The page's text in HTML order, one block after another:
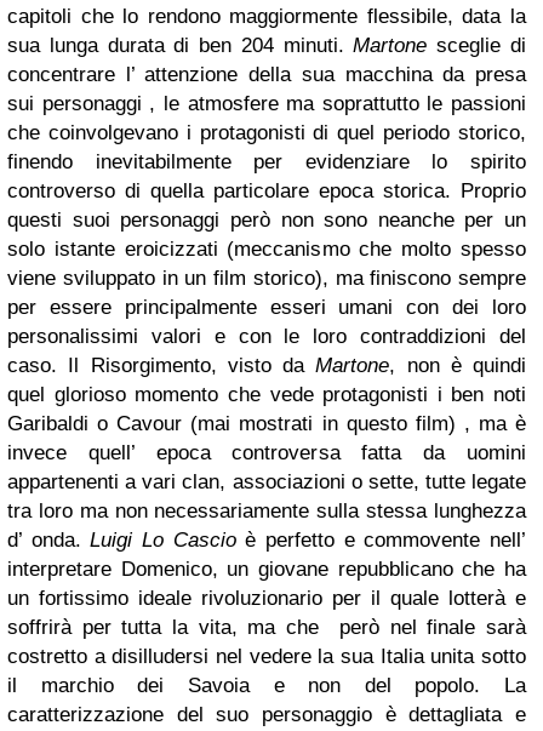
capitoli che lo rendono maggiormente flessibile, data la
sua lunga durata di ben 204 minuti.Martone sceglie di
concentrare l’ attenzione della sua macchina da presa
sui personaggi , le atmosfere ma soprattutto le passioni
che coinvolgevano i protagonisti di quel periodo storico,
finendo inevitabilmente per evidenziare lo spirito
controverso di quella particolare epoca storica. Proprio
questi suoi personaggi però non sono neanche per un
solo istante eroicizzati (meccanismo che molto spesso
viene sviluppato in un film storico), ma finiscono sempre
per essere principalmente esseri umani con dei loro
personalissimi valori e con le loro contraddizioni del
caso. Il Risorgimento, visto daMartone, non è quindi
quel glorioso momento che vede protagonisti i ben noti
Garibaldi o Cavour (mai mostrati in questo film) , ma è
invece quell’ epoca controversa fatta da uomini
appartenenti a vari clan, associazioni o sette, tutte legate
tra loro ma non necessariamente sulla stessa lunghezza
d’ onda.Luigi Lo Cascioè perfetto e commovente nell’
interpretare Domenico, un giovane repubblicano che ha
un fortissimo ideale rivoluzionario per il quale lotterà e
soffrirà per tutta la vita, ma che però nel finale sarà
costretto a disilludersi nel vedere la sua Italia unita sotto
il marchio dei Savoia e non del popolo. La
caratterizzazione del suo personaggio è dettagliata e